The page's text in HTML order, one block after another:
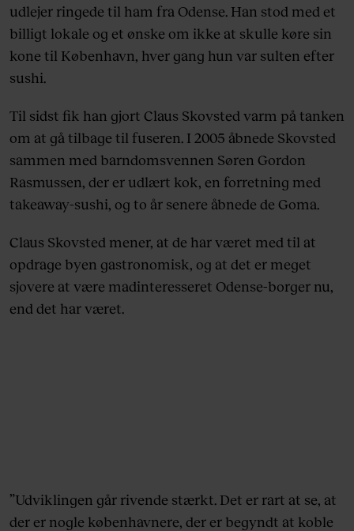
udlejer ringede til ham fra Odense. Han stod med et
billigt lokale og et ønske om ikke at skulle køre sin
kone til København, hver gang hun var sulten efter
sushi.
Til sidst fik han gjort Claus Skovsted varm på tanken
om at gå tilbage til fuseren. I 2005 åbnede Skovsted
sammen med barndomsvennen Søren Gordon
Rasmussen, der er udlært kok, en forretning med
takeaway-sushi, og to år senere åbnede de Goma.
Claus Skovsted mener, at de har været med til at
opdrage byen gastronomisk, og at det er meget
sjovere at være madinteresseret Odense-borger nu,
end det har været.
”Udviklingen går rivende stærkt. Det er rart at se, at
der er nogle københavnere, der er begyndt at koble